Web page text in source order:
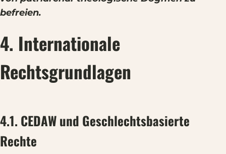
befreien.
4. Internationale
Rechtsgrundlagen
4.1. CEDAW und Geschlechtsbasierte
Rechte